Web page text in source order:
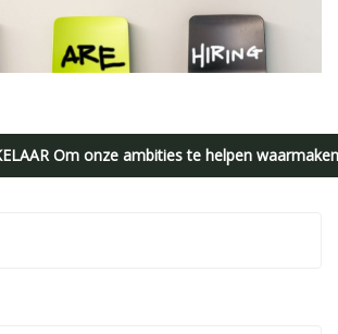
Om onze ambities te helpen